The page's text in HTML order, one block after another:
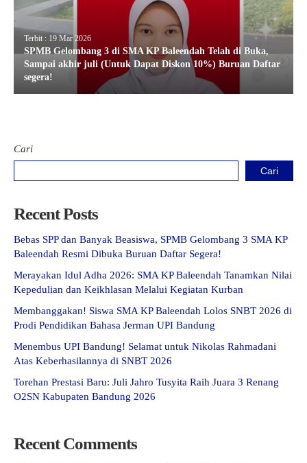
Terbit : 19 Mar 2026
SPMB Gelombang 3 di SMA KP Baleendah Telah di Buka,
Sampai akhir juli (Untuk Dapat Diskon 10%) Buruan Daftar
segera!
Cari
Cari
Recent Posts
Bebas SPP dan Banyak Beasiswa, SPMB Gelombang 3 SMA KP
Baleendah Resmi Dibuka Buruan Daftar Segera!
Merayakan Idul Adha 2026: SMA KP Baleendah Tanamkan Nilai
Kepedulian dan Keikhlasan Melalui Kegiatan Kurban
Membanggakan! Siswa SMA KP Baleendah Lolos SNBT 2026 di
Prodi Pendidikan Bahasa Jerman UPI Bandung
Menembus UPI Bandung! Selamat untuk Nikolas Rahmadani
Atas Keberhasilannya di SNBT 2026
Torehan Prestasi Baru: Juli Jahro Tusyita Raih Juara 3 Renang
O2SN Kabupaten Bandung 2026
Recent Comments